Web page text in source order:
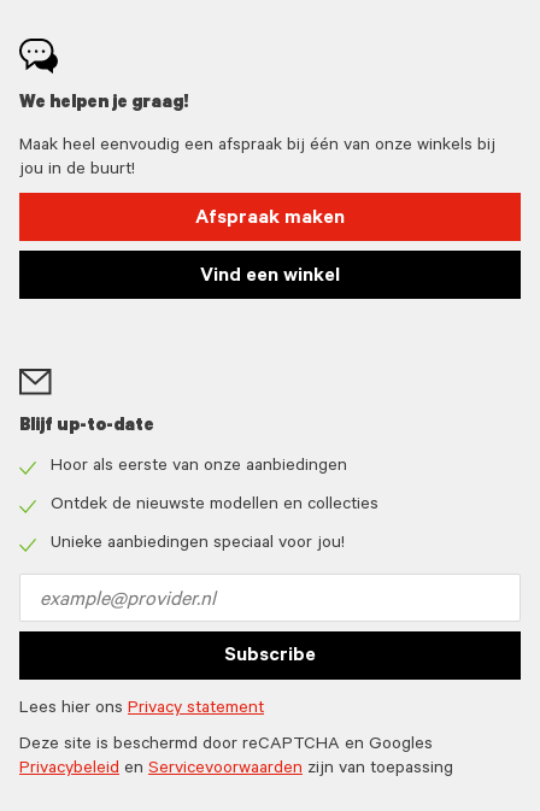
We helpen je graag!
Maak heel eenvoudig een afspraak bij één van onze winkels bij
jou in de buurt!
Afspraak maken
Vind een winkel
Blijf up-to-date
icon
Hoor als eerste van onze aanbiedingen
icon
Ontdek de nieuwste modellen en collecties
Unieke aanbiedingen speciaal voor jou!
address
Subscribe
Lees hier ons Privacy statement
Deze site is beschermd door reCAPTCHA en Googles
Privacybeleid en Servicevoorwaarden zijn van toepassing